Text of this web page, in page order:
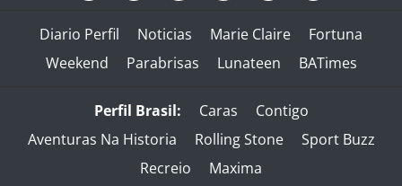
Diario Perfil Noticias Marie Claire
Fortuna
Weekend
Parabrisas Lunateen BATimes
Perfil Brasil: Caras
Contigo
Aventuras Na Historia
Rolling Stone
Sport Buzz
Recreio
Maxima